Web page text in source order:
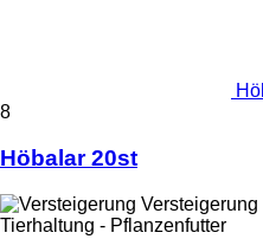
8
Höbalar 20st
Versteigerung
Tierhaltung - Pflanzenfutter